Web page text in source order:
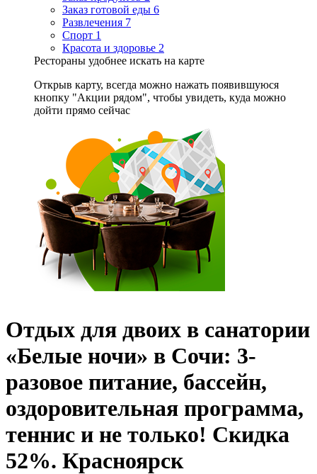
Заказ готовой еды 6
Развлечения 7
Спорт 1
Красота и здоровье 2
Рестораны удобнее искать на карте
Открыв карту, всегда можно нажать появившуюся
кнопку "Акции рядом", чтобы увидеть, куда можно
дойти прямо сейчас
Отдых для двоих в санатории
«Белые ночи» в Сочи: 3-
разовое питание, бассейн,
оздоровительная программа,
теннис и не только! Скидка
52%. Красноярск